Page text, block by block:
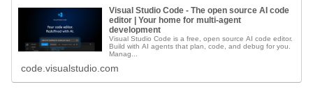
Visual Studio Code - The open source AI code
editor | Your home for multi-agent
development
Visual Studio Code is a free, open source AI code editor.
Build with AI agents that plan, code, and debug for you.
Manag...
code.visualstudio.com